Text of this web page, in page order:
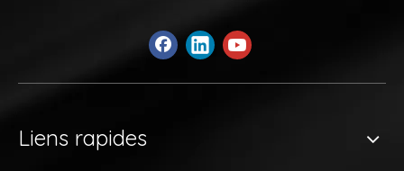
Liens rapides